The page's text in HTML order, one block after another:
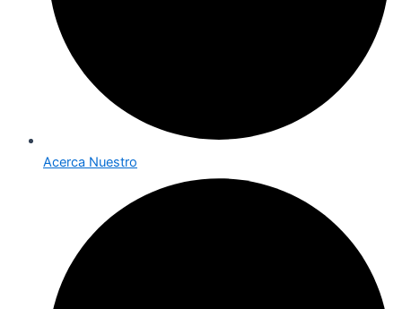
Acerca Nuestro